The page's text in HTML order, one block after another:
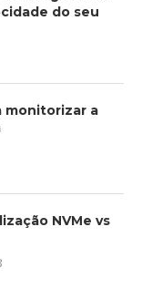
do seu
monitorizar a
NVMe vs